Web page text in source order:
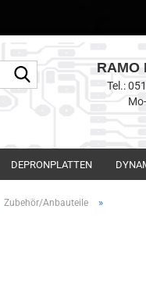
RAMO
Tel.:
DEPRONPLATTEN
Zubehör/Anbauteile »